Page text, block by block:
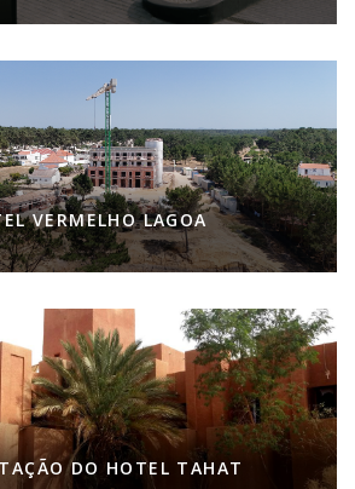
VERMELHO LAGOA
DO HOTEL TAHAT